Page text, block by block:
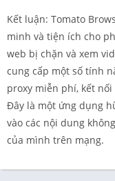
Kết luận: Tomato
minh và tiện ích cho
web bị chặn và xem
cung cấp một số tính
proxy miễn phí, kết
Đây là một ứng dụng
vào các nội dung
của mình trên mạng.